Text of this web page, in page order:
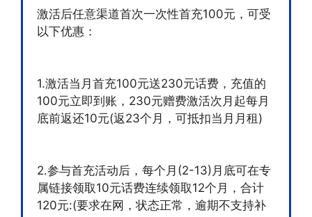
激活后任意渠道首次一次性首充100元，可受
以下优惠：
1.激活当月首充100元送230元话费，充值的
100元立即到账，230元赠费激活次月起每月
底前返还10元(返23个月，可抵扣当月月租)
2.参与首充活动后，每个月(2-13)月底可在专
属链接领取10元话费连续领取12个月，合计
120元:(要求在网，状态正常，逾期不支持补